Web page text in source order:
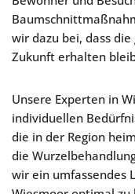
wir dazu bei, dass
Zukunft erhalten
Unsere Experten in
individuellen
die in der Region
die
wir ein umfassendes